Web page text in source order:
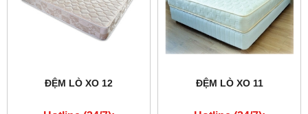
ĐỆM LÒ XO 12 ĐỆM LÒ XO 11